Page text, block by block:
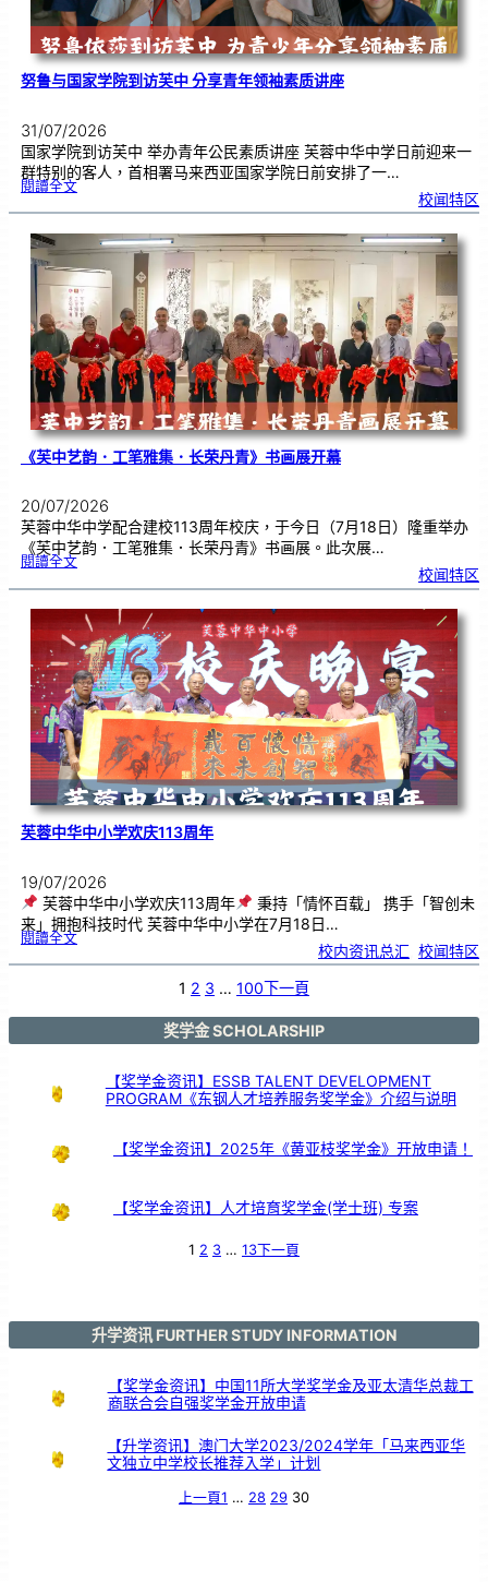
努鲁与国家学院到访芙中 分享青年领袖素质讲座
31/07/2026
国家学院到访芙中 举办青年公民素质讲座 芙蓉中华中学日前迎来一
群特别的客人，首相署马来西亚国家学院日前安排了一…
閱讀全文:努
国
学
院
到
访
中
分
享
青
年
领
袖
素
质
讲
座
校闻特区
《芙中艺韵．工笔雅集．长荣丹青》书画展开幕
20/07/2026
芙蓉中华中学配合建校113周年校庆，于今日（7月18日）隆重举办
《芙中艺韵．工笔雅集．长荣丹青》书画展。此次展…
閱讀全文:《
艺
．
工
笔
雅
集
．
长
荣
丹
青
》
书
画
展
开
幕
校闻特区
芙蓉中华中小学欢庆113周年
19/07/2026
芙蓉中华中小学欢庆113周年
秉持「情怀百载」 携手「智创未
来」拥抱科技时代 芙蓉中华中小学在7月18日…
閱讀全文:芙
华
1
年
校内资讯总汇 校闻特区
1 2 3 … 100下一頁
奖学金 SCHOLARSHIP
【奖学金资讯】ESSB TALENT DEVELOPMENT
PROGRAM《东钢人才培养服务奖学金》介绍与说明
【奖学金资讯】2025年《黄亚枝奖学金》开放申请！
【奖学金资讯】人才培育奖学金(学士班) 专案
1 2 3 … 13下一頁
升学资讯 FURTHER STUDY INFORMATION
【奖学金资讯】中国11所大学奖学金及亚太清华总裁工
商联合会自强奖学金开放申请
【升学资讯】澳门大学2023/2024学年「马来西亚华
文独立中学校长推荐入学」计划
上一頁1 … 28 29 30